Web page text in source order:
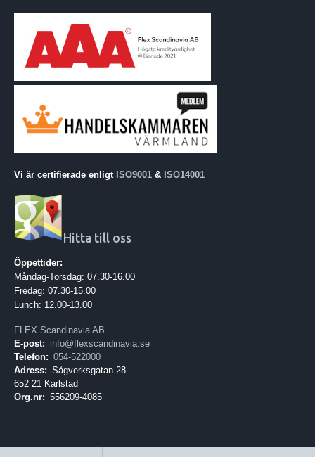
Vi är certifierade enligt ISO9001 & ISO14001
Hitta till oss
Öppettider:
Måndag-Torsdag: 07.30-16.00
Fredag: 07.30-15.00
Lunch: 12.00-13.00
FLEX Scandinavia AB
E-post: info@flexscandinavia.se
Telefon: 054-522000
Adress: Sågverksgatan 28
652 21 Karlstad
Org.nr: 556209-4085